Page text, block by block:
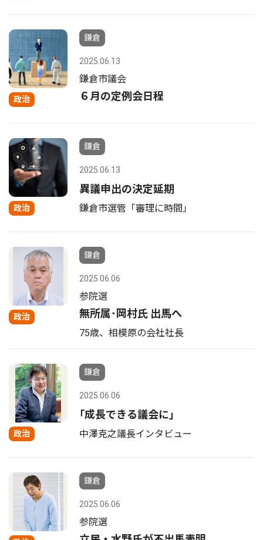
政治
鎌倉
2025.06.13
鎌倉市議会
６月の定例会日程
政治
鎌倉
2025.06.13
異議申出の決定延期
鎌倉市選管「審理に時間」
政治
鎌倉
2025.06.06
参院選
無所属･岡村氏 出馬へ
75歳、相模原の会社社長
政治
鎌倉
2025.06.06
｢成長できる議会に｣
中澤克之議長インタビュー
鎌倉
2025.06.06
参院選